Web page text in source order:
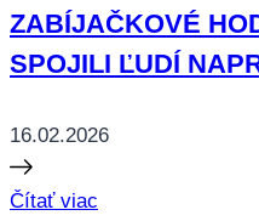
ZABÍJAČKOVÉ
SPOJILI ĽUDÍ
16.02.2026
Čítať viac